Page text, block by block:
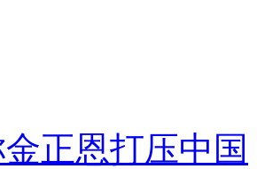
正恩打压中国